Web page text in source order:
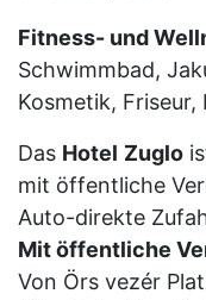
Fitness- und
Schwimmbad,
Kosmetik, Friseur,
Das Hotel Zuglo
mit öffentliche
Auto-direkte
Mit öffentliche
Von Örs vezér